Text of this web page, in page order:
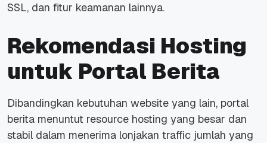
SSL, dan fitur keamanan lainnya.
Rekomendasi Hosting
untuk Portal Berita
Dibandingkan kebutuhan website yang lain, portal
berita menuntut resource hosting yang besar dan
stabil dalam menerima lonjakan traffic jumlah yang